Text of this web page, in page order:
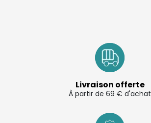
Livraison offerte
À partir de 69 € d'achat